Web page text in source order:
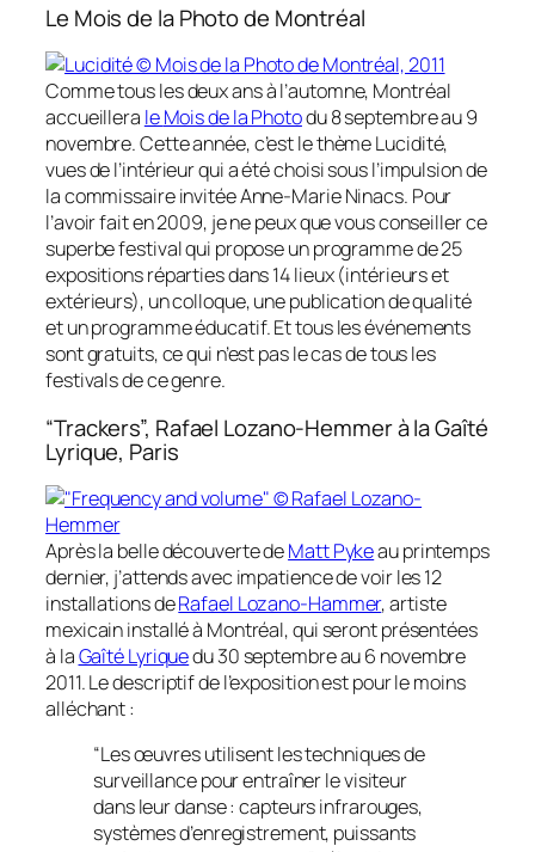
Le Mois de la Photo de Montréal
Comme tous les deux ans à l’automne, Montréal
accueillera leMois de la Photodu 8 septembre au 9
novembre. Cette année, c’est le thèmeLucidité,
vues de l’intérieurqui a été choisi sous l’impulsion de
la commissaire invitée Anne-Marie Ninacs. Pour
l’avoir fait en 2009, je ne peux que vous conseiller ce
superbe festival qui propose un programme de 25
expositions réparties dans 14 lieux (intérieurs et
extérieurs), un colloque, une publication de qualité
et un programme éducatif. Et tous les événements
sont gratuits, ce qui n’est pas le cas de tous les
festivals de ce genre.
“Trackers”, Rafael Lozano-Hemmer à la Gaîté
Lyrique, Paris
Après la belle découverte deMatt Pykeau printemps
dernier, j’attends avec impatience de voir les 12
installations deRafael Lozano-Hammer, artiste
mexicain installé à Montréal, qui seront présentées
à laGaîté Lyriquedu 30 septembre au 6 novembre
2011. Le descriptif de l’exposition est pour le moins
alléchant :
“Les œuvres utilisent les techniques de
surveillance pour entraîner le visiteur
dans leur danse : capteurs infrarouges,
systèmes d’enregistrement, puissants